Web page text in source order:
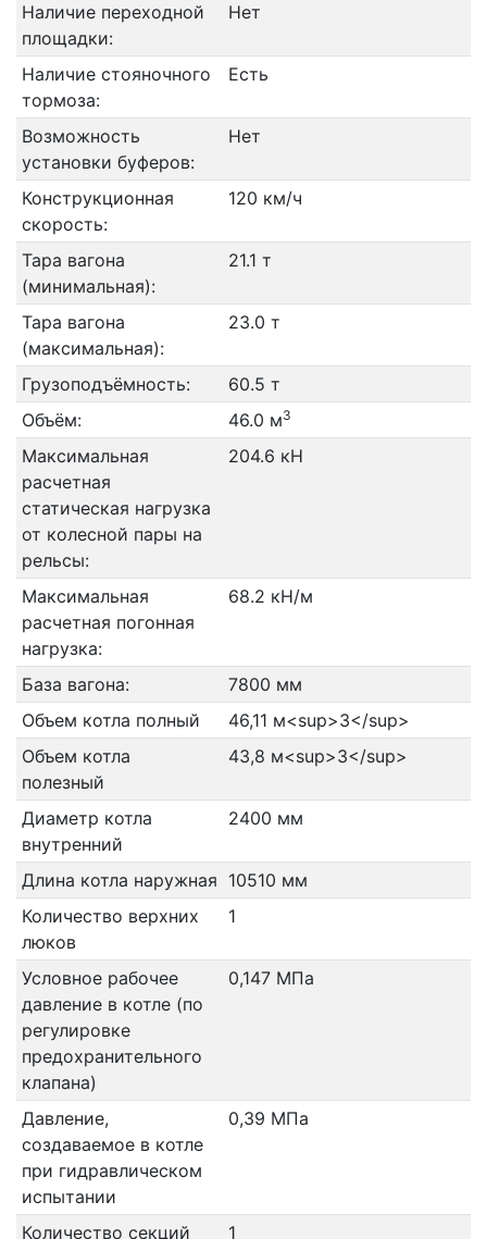
Наличие переходной
площадки:
Нет
Наличие стояночного
тормоза:
Есть
Возможность
установки буферов:
Нет
Конструкционная
скорость:
120 км/ч
Тара вагона
(минимальная):
21.1 т
Тара вагона
(максимальная):
23.0 т
Грузоподъёмность:
60.5 т
Объём:
46.0 м3
Максимальная
расчетная
статическая нагрузка
от колесной пары на
рельсы:
204.6 кН
Максимальная
расчетная погонная
нагрузка:
68.2 кН/м
База вагона:
7800 мм
Объем котла полный
46,11 м<sup>3</sup>
Объем котла
полезный
43,8 м<sup>3</sup>
Диаметр котла
внутренний
2400 мм
Длина котла наружная 10510 мм
Количество верхних
люков
1
Условное рабочее
давление в котле (по
регулировке
предохранительного
клапана)
0,147 МПа
Давление,
создаваемое в котле
при гидравлическом
испытании
0,39 МПа
Количество секций 1